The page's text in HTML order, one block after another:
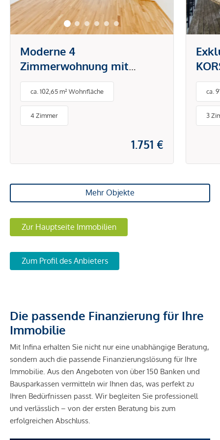
Moderne 4
Zimmerwohnung mit
großzügiger Freifläche!
ca. 102,65 m² Wohnfläche
4 Zimmer
1.751 €
ca.
3
Mehr Objekte
Zur Hauptseite Immobilien
Zum Profil des Anbieters
Die passende Finanzierung für Ihre
Immobilie
Mit Infina erhalten Sie nicht nur eine unabhängige Beratung,
sondern auch die passende Finanzierungslösung für Ihre
Immobilie. Aus den Angeboten von über 150 Banken und
Bausparkassen vermitteln wir Ihnen das, was perfekt zu
Ihren Bedürfnissen passt. Wir begleiten Sie professionell
und verlässlich – von der ersten Beratung bis zum
erfolgreichen Abschluss.